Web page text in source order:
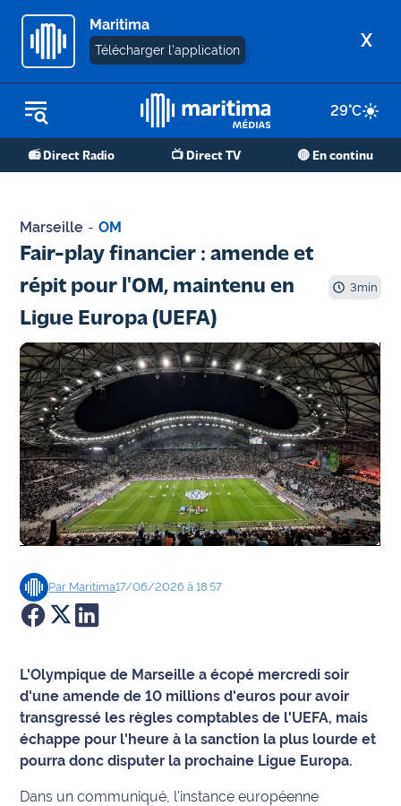
Maritima
Télécharger l'application X
29°C
📻 Direct Radio 📺 Direct TV 🔴 En continu
REPLAY RADIO
REPLAY TV
Martigues
- Etang
de Berre
Marseille
- Aix
OM
Agenda
Faits
divers
Sports
Société
Culture
Économie
Éducation
Emploi
Environnement
Marseille - OM
Fair-play financier : amende et
répit pour l'OM, maintenu en
Ligue Europa (UEFA)
3min
Par Maritima17/06/2026 à 18:57
L'Olympique de Marseille a écopé mercredi soir
d'une amende de 10 millions d'euros pour avoir
transgressé les règles comptables de l'UEFA, mais
échappe pour l'heure à la sanction la plus lourde et
pourra donc disputer la prochaine Ligue Europa.
Dans un communiqué, l'instance européenne